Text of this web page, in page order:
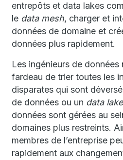
entrepôts et data lakes
le data mesh, charger et
données de domaine et
données plus rapidement.
Les ingénieurs de
fardeau de trier toutes les
disparates qui sont
de données ou un data lake
données sont gérées au
domaines plus restreints.
membres de l’entreprise
rapidement aux